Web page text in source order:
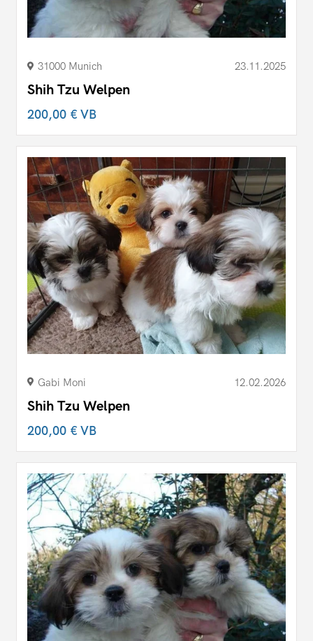
31000 Munich 23.11.2025
Shih Tzu Welpen
200,00 €VB
Gabi Moni 12.02.2026
Shih Tzu Welpen
200,00 €VB